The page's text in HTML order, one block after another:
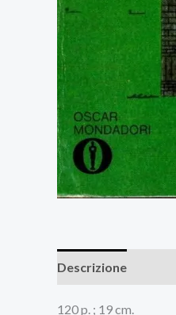
Descrizione
120 p. ; 19 cm.